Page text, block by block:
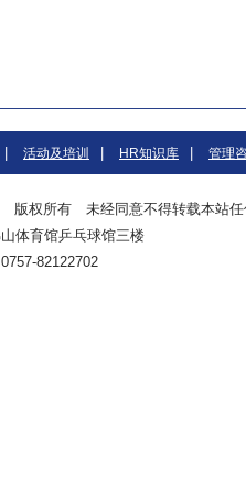
活动及培训 HR知识库 管理
版权所有 未经同意不得转载本站任
体育馆乒乓球馆三楼
82122702